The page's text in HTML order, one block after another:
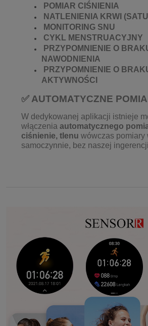
POMIAR CIŚNIENIA
NATLENIENIA KRWI
MONITORING SNU
CYKL MENSTRUACYJNY
PRZYPOMNIENIE O
NAWODNIENIA
PRZYPOMNIENIE O
AKTYWNOŚCI
✅ AUTOMATYCZNE
W dedykowanej aplikacji istnieje
włączenia automatycznego
ciśnienie, tlenu wówczas pomiary
samoczynnie, bez naszej